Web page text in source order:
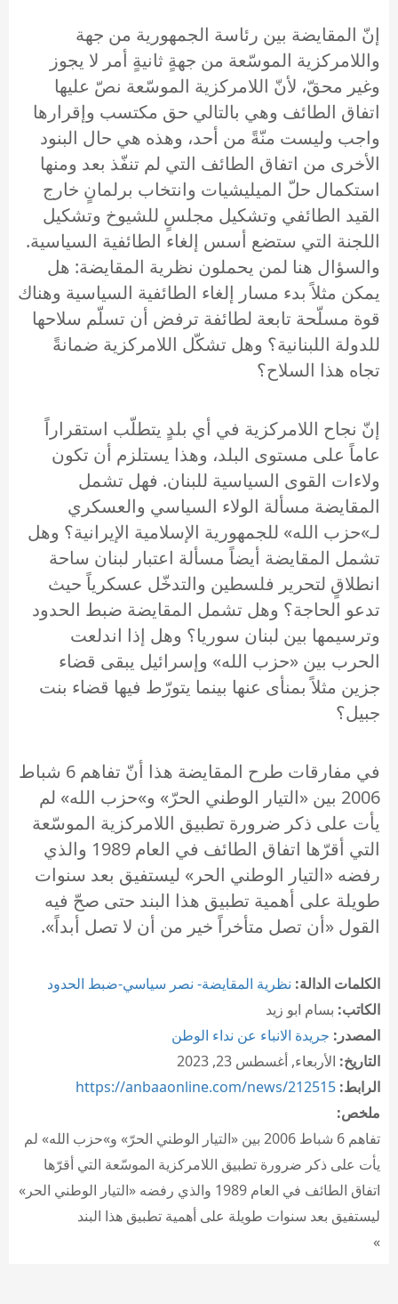
إنّ المقايضة بين رئاسة الجمهورية من جهة
واللامركزية الموسّعة من جهةٍ ثانيةٍ أمر لا يجوز
وغير محقّ، لأنّ اللامركزية الموسّعة نصّ عليها
اتفاق الطائف وهي بالتالي حق مكتسب وإقرارها
واجب وليست منّةً من أحد، وهذه هي حال البنود
الأخرى من اتفاق الطائف التي لم تنفّذ بعد ومنها
استكمال حلّ الميليشيات وانتخاب برلمانٍ خارج
القيد الطائفي وتشكيل مجلسٍ للشيوخ وتشكيل
اللجنة التي ستضع أسس إلغاء الطائفية السياسية.
والسؤال هنا لمن يحملون نظرية المقايضة: هل
يمكن مثلاً بدء مسار إلغاء الطائفية السياسية وهناك
قوة مسلّحة تابعة لطائفة ترفض أن تسلّم سلاحها
للدولة اللبنانية؟ وهل تشكّل اللامركزية ضمانةً
تجاه هذا السلاح؟
إنّ نجاح اللامركزية في أي بلدٍ يتطلّب استقراراً
عاماً على مستوى البلد، وهذا يستلزم أن تكون
ولاءات القوى السياسية للبنان. فهل تشمل
المقايضة مسألة الولاء السياسي والعسكري
لـ»حزب الله» للجمهورية الإسلامية الإيرانية؟ وهل
تشمل المقايضة أيضاً مسألة اعتبار لبنان ساحة
انطلاقٍ لتحرير فلسطين والتدخّل عسكرياً حيث
تدعو الحاجة؟ وهل تشمل المقايضة ضبط الحدود
وترسيمها بين لبنان سوريا؟ وهل إذا اندلعت
الحرب بين «حزب الله» وإسرائيل يبقى قضاء
جزين مثلاً بمنأى عنها بينما يتورّط فيها قضاء بنت
جبيل؟
في مفارقات طرح المقايضة هذا أنّ تفاهم 6 شباط
2006 بين «التيار الوطني الحرّ» و»حزب الله» لم
يأت على ذكر ضرورة تطبيق اللامركزية الموسّعة
التي أقرّها اتفاق الطائف في العام 1989 والذي
رفضه «التيار الوطني الحر» ليستفيق بعد سنوات
طويلة على أهمية تطبيق هذا البند حتى صحّ فيه
القول «أن تصل متأخراً خير من أن لا تصل أبداً».
الكلمات الدالة: نظرية المقايضة- نصر سياسي-ضبط الحدود
الكاتب: بسام ابو زيد
المصدر: جريدة الانباء عن نداء الوطن
التاريخ: الأربعاء, أغسطس 23, 2023
الرابط: https://anbaaonline.com/news/212515
ملخص:
تفاهم 6 شباط 2006 بين «التيار الوطني الحرّ» و»حزب الله» لم
يأت على ذكر ضرورة تطبيق اللامركزية الموسّعة التي أقرّها
اتفاق الطائف في العام 1989 والذي رفضه «التيار الوطني الحر»
ليستفيق بعد سنوات طويلة على أهمية تطبيق هذا البند
»